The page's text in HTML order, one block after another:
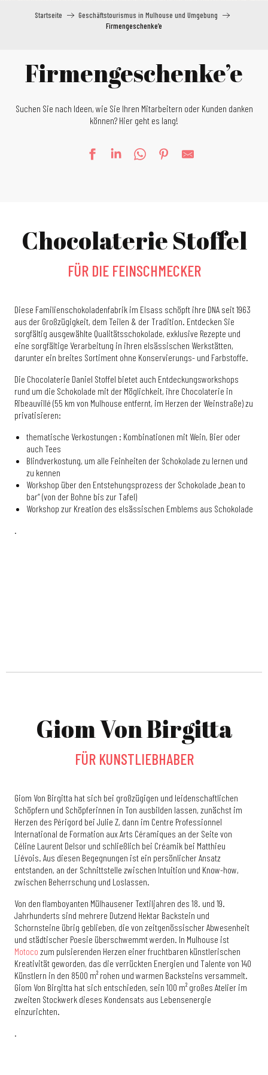
Startseite
Geschäftstourismus in Mulhouse und Umgebung
Firmengeschenke’e
Firmengeschenke’e
Suchen Sie nach Ideen, wie Sie Ihren Mitarbeitern oder Kunden danken
können? Hier geht es lang!
Chocolaterie Stoffel
FÜR DIE FEINSCHMECKER
Diese Familienschokoladenfabrik im Elsass schöpft ihre DNA seit 1963
aus der Großzügigkeit, dem Teilen & der Tradition. Entdecken Sie
sorgfältig ausgewählte Qualitätsschokolade, exklusive Rezepte und
eine sorgfältige Verarbeitung in ihren elsässischen Werkstätten,
darunter ein breites Sortiment ohne Konservierungs- und Farbstoffe.
Die Chocolaterie Daniel Stoffel bietet auch Entdeckungsworkshops
rund um die Schokolade mit der Möglichkeit, ihre Chocolaterie in
Ribeauvillé (55 km von Mulhouse entfernt, im Herzen der Weinstraße) zu
privatisieren:
thematische Verkostungen : Kombinationen mit Wein, Bier oder
auch Tees
Blindverkostung, um alle Feinheiten der Schokolade zu lernen und
zu kennen
Workshop über den Entstehungsprozess der Schokolade „bean to
bar“ (von der Bohne bis zur Tafel)
Workshop zur Kreation des elsässischen Emblems aus Schokolade
.
Giom Von Birgitta
FÜR KUNSTLIEBHABER
Giom Von Birgitta hat sich bei großzügigen und leidenschaftlichen
Schöpfern und Schöpferinnen in Ton ausbilden lassen, zunächst im
Herzen des Périgord bei Julie Z, dann im Centre Professionnel
International de Formation aux Arts Céramiques an der Seite von
Céline Laurent Delsor und schließlich bei Créamik bei Matthieu
Liévois. Aus diesen Begegnungen ist ein persönlicher Ansatz
entstanden, an der Schnittstelle zwischen Intuition und Know-how,
zwischen Beherrschung und Loslassen.
Von den flamboyanten Mülhausener Textiljahren des 18. und 19.
Jahrhunderts sind mehrere Dutzend Hektar Backstein und
Schornsteine übrig geblieben, die von zeitgenössischer Abwesenheit
und städtischer Poesie überschwemmt werden. In Mulhouse ist
Motoco zum pulsierenden Herzen einer fruchtbaren künstlerischen
Kreativität geworden, das die verrückten Energien und Talente von 140
Künstlern in den 8500 m² rohen und warmen Backsteins versammelt.
Giom Von Birgitta hat sich entschieden, sein 100 m² großes Atelier im
zweiten Stockwerk dieses Kondensats aus Lebensenergie
einzurichten.
.